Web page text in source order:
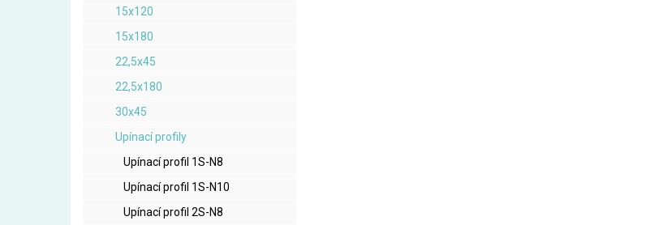
15x120
15x180
22,5x45
22,5x180
30x45
Upínací profily
Upínací profil 1S-N8
Upínací profil 1S-N10
Upínací profil 2S-N8